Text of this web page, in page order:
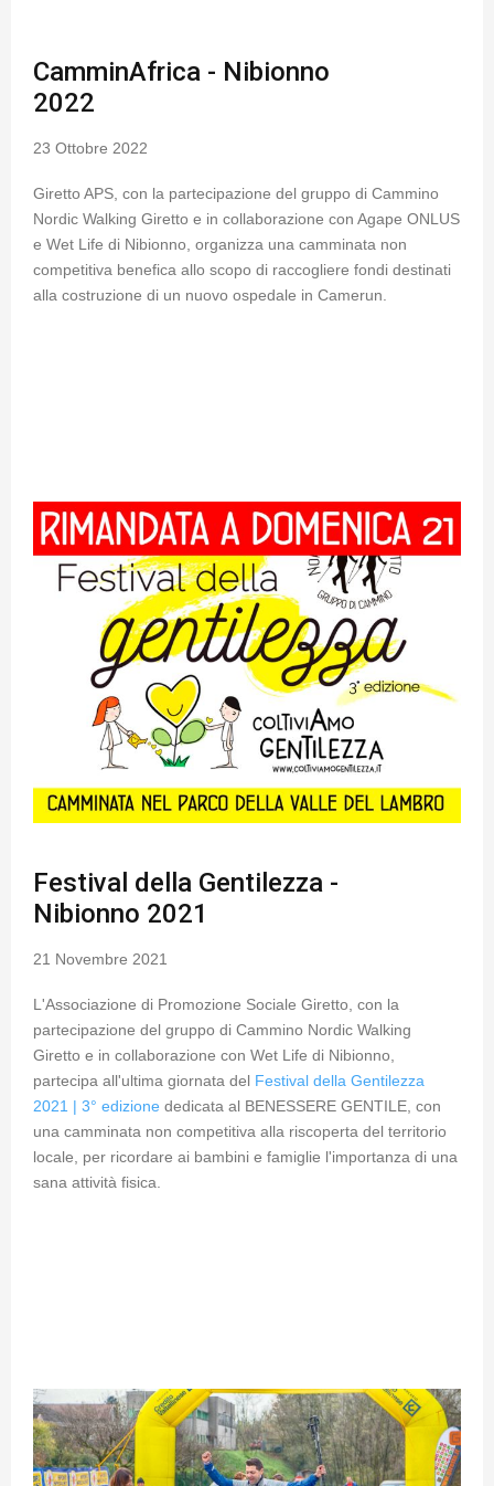
CamminAfrica - Nibionno
2022
23 Ottobre 2022
Giretto APS, con la partecipazione del gruppo di Cammino
Nordic Walking Giretto e in collaborazione con Agape ONLUS
e Wet Life di Nibionno, organizza una camminata non
competitiva benefica allo scopo di raccogliere fondi destinati
alla costruzione di un nuovo ospedale in Camerun.
Festival della Gentilezza -
Nibionno 2021
21 Novembre 2021
L'Associazione di Promozione Sociale Giretto, con la
partecipazione del gruppo di Cammino Nordic Walking
Giretto e in collaborazione con Wet Life di Nibionno,
partecipa all'ultima giornata del Festival della Gentilezza
2021 | 3° edizione dedicata al BENESSERE GENTILE, con
una camminata non competitiva alla riscoperta del territorio
locale, per ricordare ai bambini e famiglie l'importanza di una
sana attività fisica.